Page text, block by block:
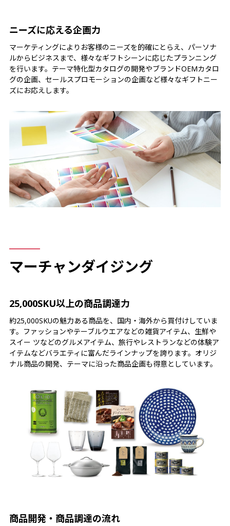
ニーズに応える企画力
マーケティングによりお客様のニーズを的確にとらえ、パーソナ
ルからビジネスまで、様々なギフトシーンに応じたプランニング
を行います。テーマ特化型カタログの開発やブランドOEMカタロ
グの企画、セールスプロモーションの企画など様々なギフトニー
ズにお応えします。
マーチャンダイジング
25,000SKU以上の商品調達力
約25,000SKUの魅力ある商品を、国内・海外から買付けしていま
す。ファッションやテーブルウエアなどの雑貨アイテム、生鮮や
スイー ツなどのグルメアイテム、旅行やレストランなどの体験ア
イテムなどバラエティに富んだラインナップを誇ります。オリジ
ナル商品の開発、テーマに沿った商品企画も得意としています。
商品開発・商品調達の流れ